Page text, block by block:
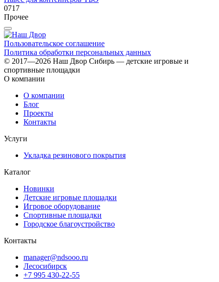
0717
Прочее
Пользовательское соглашение
Политика обработки персональных данных
© 2017—2026 Наш Двор Сибирь — детские игровые и
спортивные площадки
О компании
О компании
Блог
Проекты
Контакты
Услуги
Укладка резинового покрытия
Каталог
Новинки
Детские игровые площадки
Игровое оборудование
Спортивные площадки
Городское благоустройство
Контакты
manager@ndsooo.ru
Лесосибирск
+7 995 430-22-55